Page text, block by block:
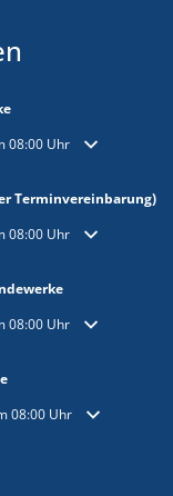
auszublenden
08:00 Uhr
Terminvereinbarung)
auszublenden
08:00 Uhr
auszublenden
08:00 Uhr
auszublenden
08:00 Uhr